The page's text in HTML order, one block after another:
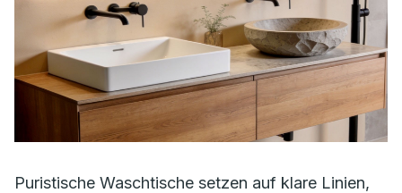
Puristische Waschtische setzen auf klare Linien,